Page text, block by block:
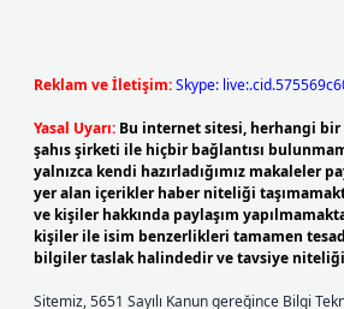
Reklam ve İletişim:Skype:
Yasal Uyarı: Bu internet sitesi, herhangi
şahıs şirketi ile hiçbir bağlantısı
yalnızca kendi hazırladığımız makaleler
yer alan içerikler haber niteliği
ve kişiler hakkında paylaşım
kişiler ile isim benzerlikleri tamamen
bilgiler taslak halindedir ve tavsiye niteliği
Sitemiz, 5651 Sayılı Kanun gereğince Bilgi